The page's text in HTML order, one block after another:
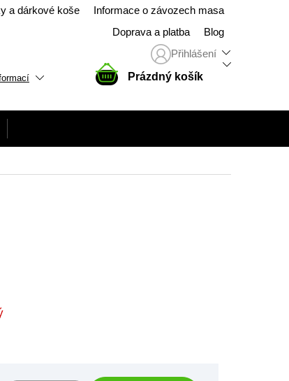
a dárkové koše
Informace o závozech masa
Doprava a platba
Blog
Přihlášení
NÁKUPNÍ
KOŠÍK
Prázdný košík